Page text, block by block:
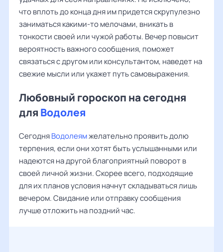
что вплоть до конца дня им придется скрупулезно
заниматься какими-то мелочами, вникать в
тонкости своей или чужой работы. Вечер повысит
вероятность важного сообщения, поможет
связаться с другом или консультантом, наведет на
свежие мысли или укажет путь самовыражения.
Любовный гороскоп на сегодня
для Водолея
СегодняВодолеямжелательно проявить долю
терпения, если они хотят быть услышанными или
надеются на другой благоприятный поворот в
своей личной жизни. Скорее всего, подходящие
для их планов условия начнут складываться лишь
вечером. Свидание или отправку сообщения
лучше отложить на поздний час.